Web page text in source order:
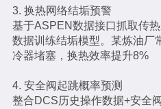
3. 换热网络结垢预警
基于ASPEN数据接口抓取传
数据训练结垢模型。某炼油厂
冷器堵塞，换热效率提升8%
4. 安全阀起跳概率预测
整合DCS历史操作数据+安全